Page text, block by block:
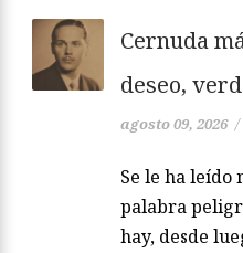
Cernuda
deseo,
agosto 09, 2026 /
Se le ha leído
palabra
hay, desde